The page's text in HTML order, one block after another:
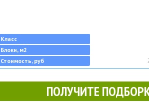
Класс
Блоки, м2
Стоимость, руб
ПОЛУЧИТЕ